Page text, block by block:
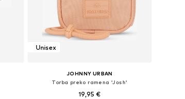
Unisex
JOHNNY URBAN
Torba preko ramena 'Josh'
19,95 €